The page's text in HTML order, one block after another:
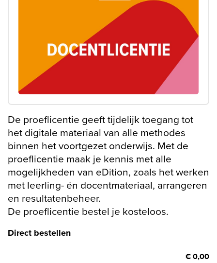
De proeflicentie geeft tijdelijk toegang tot
het digitale materiaal van alle methodes
binnen het voortgezet onderwijs. Met de
proeflicentie maak je kennis met alle
mogelijkheden van eDition, zoals het werken
met leerling- én docentmateriaal, arrangeren
en resultatenbeheer.
De proeflicentie bestel je kosteloos.
Direct bestellen
€ 0,00